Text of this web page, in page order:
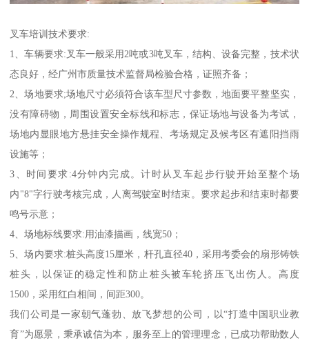
叉车培训技术要求:
1、车辆要求:叉车一般采用2吨或3吨叉车，结构、设备完整，技术状
态良好，经广州市质量技术监督局检验合格，证照齐备；
2、场地要求;场地尺寸必须符合该车型尺寸参数，地面要平整坚实，
没有障碍物，周围设置安全标线和标志，保证场地与设备为考试，
场地内显眼地方悬挂安全操作规程、考场规定及候考区有遮阳挡雨
设施等；
3、时间要求:4分钟内完成。计时从叉车起步行驶开始至整个场
内"8"字行驶考核完成，人离驾驶室时结束。要求起步和结束时都要
鸣号示意；
4、场地标线要求:用油漆描画，线宽50；
5、场内要求:桩头高度15厘米，杆孔直径40，采用考委会的扇形铸铁
桩头，以保证的稳定性和防止桩头被车轮挤压飞出伤人。高度
1500，采用红白相间，间距300。
我们公司是一家朝气蓬勃、放飞梦想的公司，以“打造中国职业教
育”为愿景，秉承诚信为本，服务至上的管理理念，已成功帮助数人